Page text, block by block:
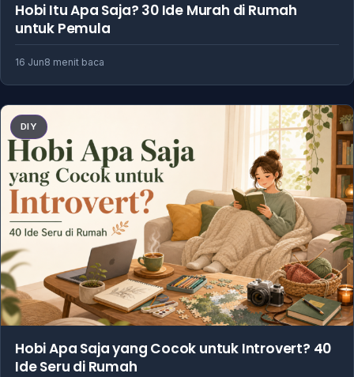
Hobi Itu Apa Saja? 30 Ide Murah di Rumah
untuk Pemula
16 Jun8 menit baca
DIY
Hobi Apa Saja yang Cocok untuk Introvert? 40
Ide Seru di Rumah